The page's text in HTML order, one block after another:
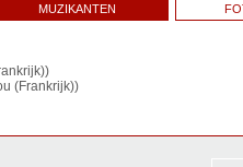
MUZIKANTEN
(Frankrijk))